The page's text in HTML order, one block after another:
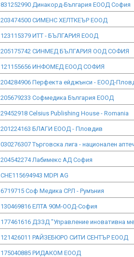
831252990 Динакорд-България ЕООД София
203474500 СИМЕНС ХЕЛТКЕЪР ЕООД
123115379 ИТТ - БЪЛГАРИЯ ЕООД
205175742 СИНМЕД БЪЛГАРИЯ ООД СОФИЯ
121155656 ИНФОМЕД ЕООД СОФИЯ
204284906 Перфекта ейджънси - ЕООД-
205679233 Софмедика България ЕООД
29452918 Celsius Publishing House - Romania
201224163 БЛАГИ ЕООД - Пловдив
030276307 Търговска лига - национален
204542274 Лабимекс АД София
CHE115694943 MDPI AG
6719715 Соф Медика СРЛ - Румъния
130469816 ЕЛТА 90М-ООД-София
177461616 ДЗЗД "Управление иновативна
121426011 РАЙЗЕБЮРО СИТИ СЕНТЪР ЕООД
175040885 РИДАКОМ ЕООД